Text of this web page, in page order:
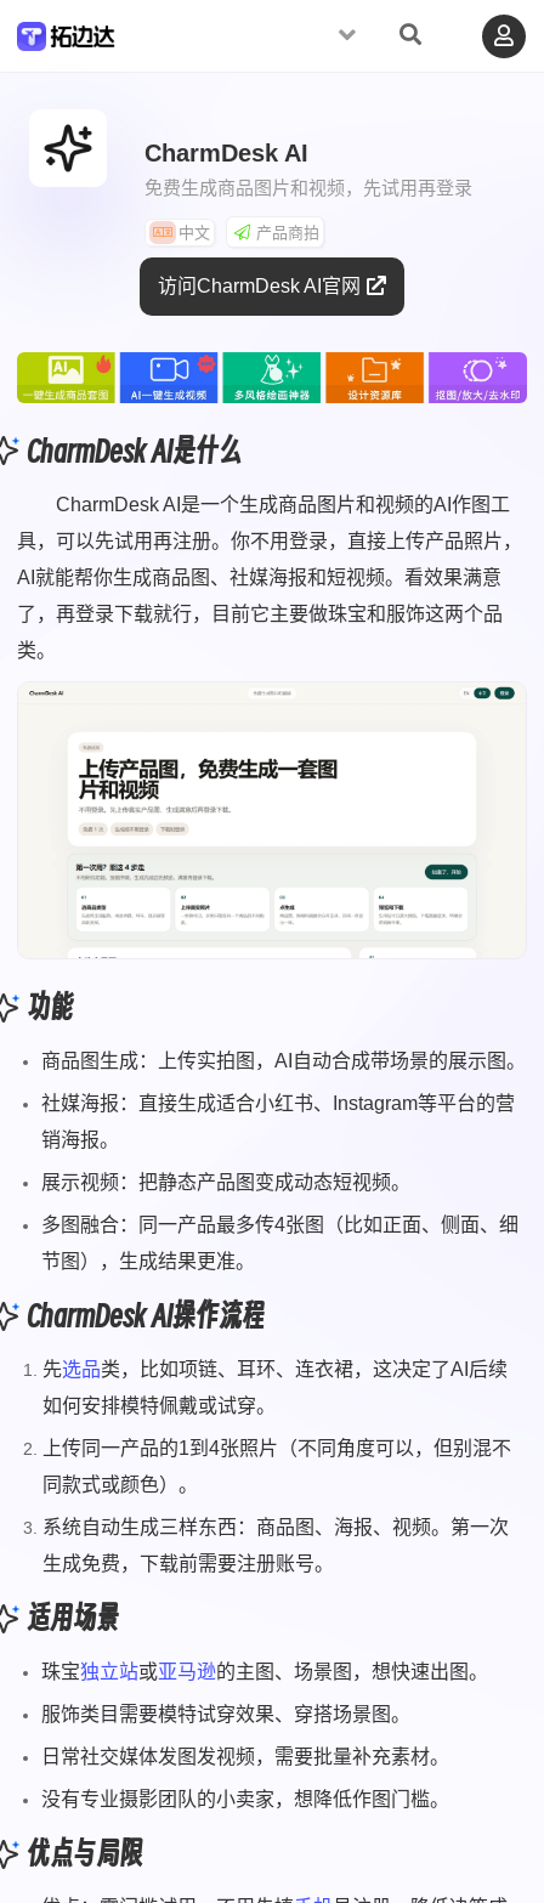
CharmDesk AI
免费生成商品图片和视频，先试用再登录
中文 产品商拍
访问CharmDesk AI官网
CharmDesk AI是什么
CharmDesk AI是一个生成商品图片和视频的AI作图工
具，可以先试用再注册。你不用登录，直接上传产品照片，
AI就能帮你生成商品图、社媒海报和短视频。看效果满意
了，再登录下载就行，目前它主要做珠宝和服饰这两个品
类。
功能
商品图生成：上传实拍图，AI自动合成带场景的展示图。
社媒海报：直接生成适合小红书、Instagram等平台的营
销海报。
展示视频：把静态产品图变成动态短视频。
多图融合：同一产品最多传4张图（比如正面、侧面、细
节图），生成结果更准。
CharmDesk AI操作流程
先选品类，比如项链、耳环、连衣裙，这决定了AI后续
如何安排模特佩戴或试穿。
上传同一产品的1到4张照片（不同角度可以，但别混不
同款式或颜色）。
系统自动生成三样东西：商品图、海报、视频。第一次
生成免费，下载前需要注册账号。
适用场景
珠宝独立站或亚马逊的主图、场景图，想快速出图。
服饰类目需要模特试穿效果、穿搭场景图。
日常社交媒体发图发视频，需要批量补充素材。
没有专业摄影团队的小卖家，想降低作图门槛。
优点与局限